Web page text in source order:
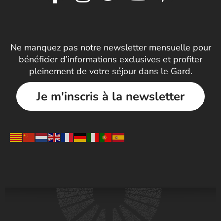
Ne manquez pas notre newsletter mensuelle pour
bénéficier d’informations exclusives et profiter
pleinement de votre séjour dans le Gard.
Je m'inscris à la newsletter